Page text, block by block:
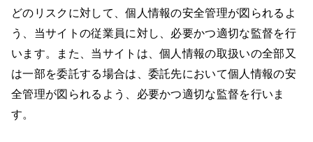
どのリスクに対して、個人情報の安全管理が図られるよ
う、当サイトの従業員に対し、必要かつ適切な監督を行
います。また、当サイトは、個人情報の取扱いの全部又
は一部を委託する場合は、委託先において個人情報の安
全管理が図られるよう、必要かつ適切な監督を行いま
す。